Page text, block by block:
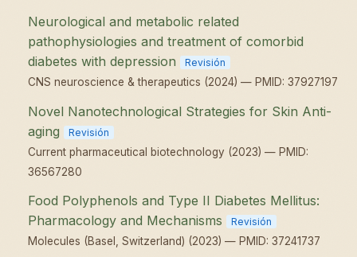
Neurological and metabolic related
pathophysiologies and treatment of comorbid
diabetes with depression
Revisión
CNS neuroscience & therapeutics (2024) — PMID: 37927197
Novel Nanotechnological Strategies for Skin Anti-
aging
Revisión
Current pharmaceutical biotechnology (2023) — PMID:
36567280
Food Polyphenols and Type II Diabetes Mellitus:
Pharmacology and Mechanisms
Revisión
Molecules (Basel, Switzerland) (2023) — PMID: 37241737